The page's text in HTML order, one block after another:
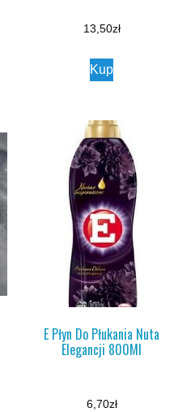
13,50zł
Kup
E Płyn Do Płukania Nuta
Elegancji 800Ml
6,70zł